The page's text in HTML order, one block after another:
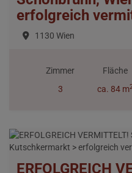
erfolgreich
1130 Wien
Zimmer
3
Fläche
ca. 84 m
ERFOLGREICH